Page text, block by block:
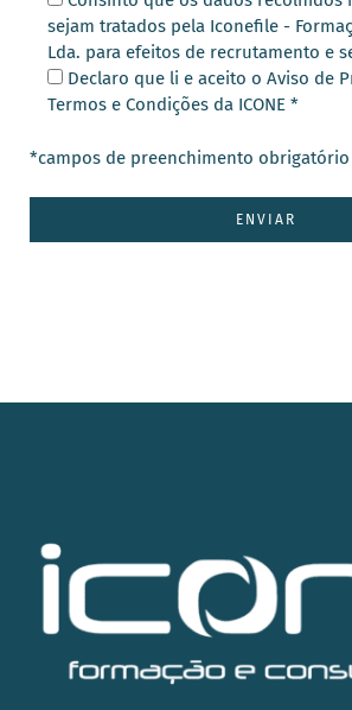
sejam tratados pela Iconefile -
Lda. para efeitos de recrutamento e
Declaro que li e aceito o Aviso de
Termos e Condições da ICONE *
*campos de preenchimento obrigatório